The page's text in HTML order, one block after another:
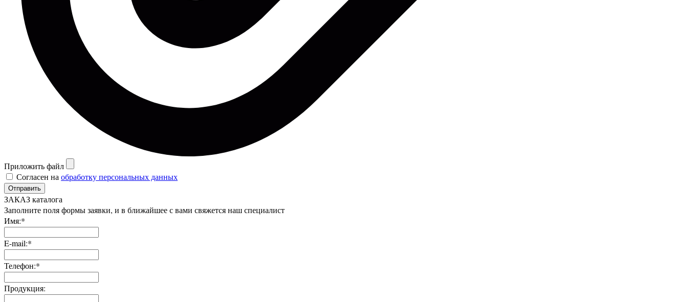
Приложить файл
Согласен на обработку персональных данных
Отправить
ЗАКАЗ каталога
Заполните поля формы заявки, и в ближайшее с вами свяжется наш специалист
Имя:*
E-mail:*
Телефон:*
Продукция: